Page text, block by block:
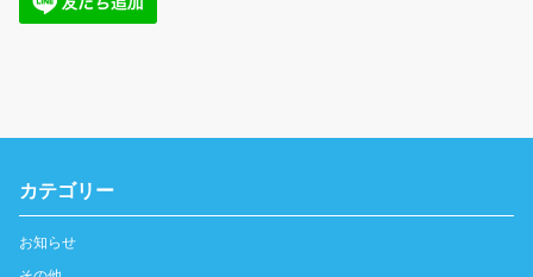
カテゴリー
お知らせ